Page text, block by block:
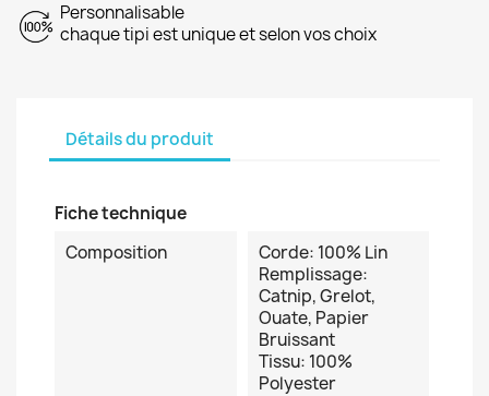
Personnalisable
chaque tipi est unique et selon vos choix
Détails du produit
Fiche technique
Composition
Corde: 100% Lin
Remplissage:
Catnip, Grelot,
Ouate, Papier
Bruissant
Tissu: 100%
Polyester